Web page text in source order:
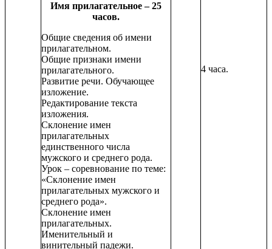
Имя прилагательное – 25
часов.
Общие сведения об имени
прилагательном.
Общие признаки имени
прилагательного.
Развитие речи. Обучающее
изложение.
Редактирование текста
изложения.
Склонение имен
прилагательных
единственного числа
мужского и среднего рода.
Урок – соревнование по теме:
«Склонение имен
прилагательных мужского и
среднего рода».
Склонение имен
прилагательных.
Именительный и
винительный падежи.
4 часа.